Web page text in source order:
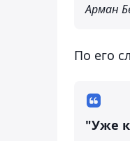
Арман
По его
"Уже